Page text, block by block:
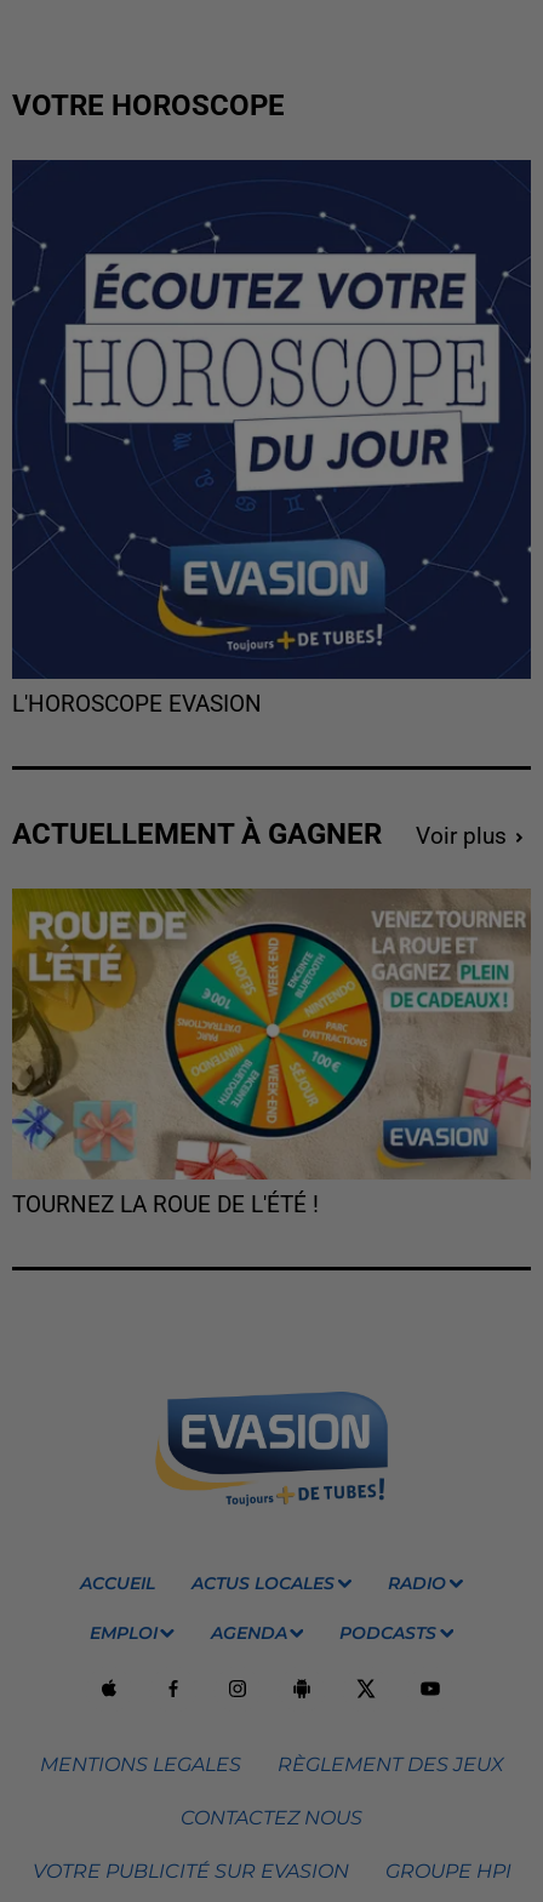
VOTRE HOROSCOPE
L'HOROSCOPE EVASION
ACTUELLEMENT À GAGNER Voir plus
TOURNEZ LA ROUE DE L'ÉTÉ !
ACCUEIL ACTUS LOCALES RADIO
EMPLOI AGENDA PODCASTS
MENTIONS LEGALES RÈGLEMENT DES JEUX
CONTACTEZ NOUS
VOTRE PUBLICITÉ SUR EVASION GROUPE HPI